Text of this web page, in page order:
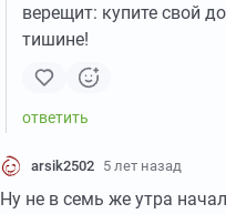
верещит: купите свой
тишине!
arsik2502 5 лет назад
Ну не в семь же утра